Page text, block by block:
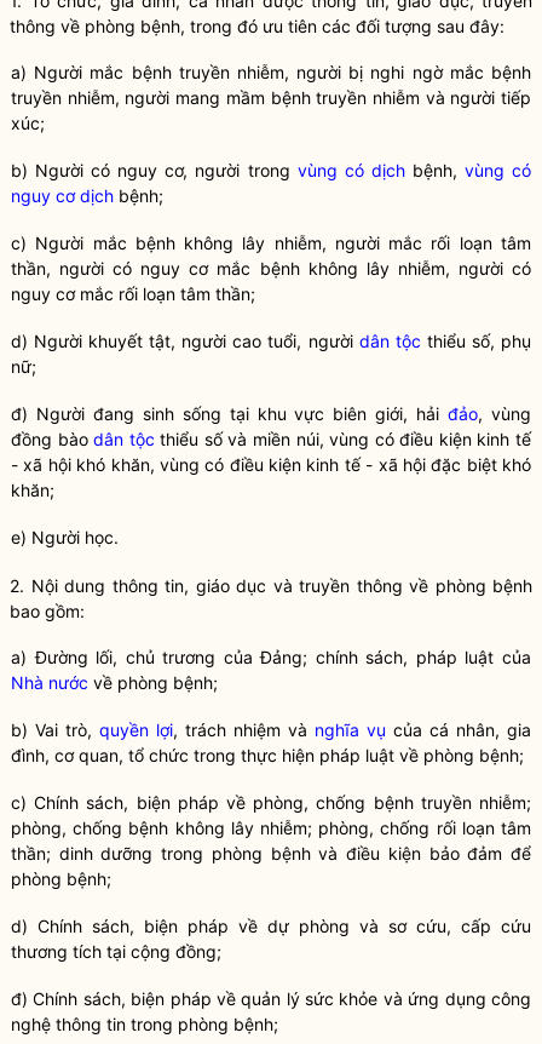
thông về phòng bệnh, trong đó ưu tiên các đối tượng sau đây:
a) Người mắc bệnh truyền nhiễm, người bị nghi ngờ mắc bệnh
truyền nhiễm, người mang mầm bệnh truyền nhiễm và người tiếp
xúc;
b) Người có nguy cơ, người trong vùng có dịchbệnh, vùng có
nguy cơ dịch bệnh;
c) Người mắc bệnh không lây nhiễm, người mắc rối loạn tâm
thần, người có nguy cơ mắc bệnh không lây nhiễm, người có
nguy cơ mắc rối loạn tâm thần;
d) Người khuyết tật, người cao tuổi, người dân tộc thiểu số, phụ
nữ;
đ) Người đang sinh sống tại khu vực biên giới, hảiđảo, vùng
đồng bàodân tộc thiểu số và miền núi, vùng có điều kiện kinh tế
- xã hội khó khăn, vùng có điều kiện kinh tế - xã hội đặc biệt khó
khăn;
e) Người học.
2. Nội dung thông tin, giáo dục và truyền thông về phòng bệnh
bao gồm:
a) Đường lối, chủ trương của Đảng; chính sách, pháp luật của
Nhà nước về phòng bệnh;
b) Vai trò, quyền lợi, trách nhiệm và nghĩa vụ của cá nhân, gia
đình, cơ quan, tổ chức trong thực hiện pháp luật về phòng bệnh;
c) Chính sách, biện pháp về phòng, chống bệnh truyền nhiễm;
phòng, chống bệnh không lây nhiễm; phòng, chống rối loạn tâm
thần; dinh dưỡng trong phòng bệnhvà điều kiện bảo đảm để
phòng bệnh;
d) Chính sách, biện pháp về dự phòng và sơ cứu, cấp cứu
thương tích tại cộng đồng;
đ) Chính sách, biện pháp về quản lý sức khỏe và ứng dụng công
nghệ thông tin trong phòng bệnh;